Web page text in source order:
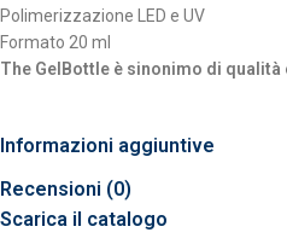
Polimerizzazione LED e UV
Formato 20 ml
The GelBottle è sinonimo di qualità
Informazioni aggiuntive
Recensioni (0)
Scarica il catalogo